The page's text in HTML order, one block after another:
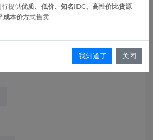
提供优质、低价、知名IDC、高性价比货源
成本价方式售卖
我知道了 关闭